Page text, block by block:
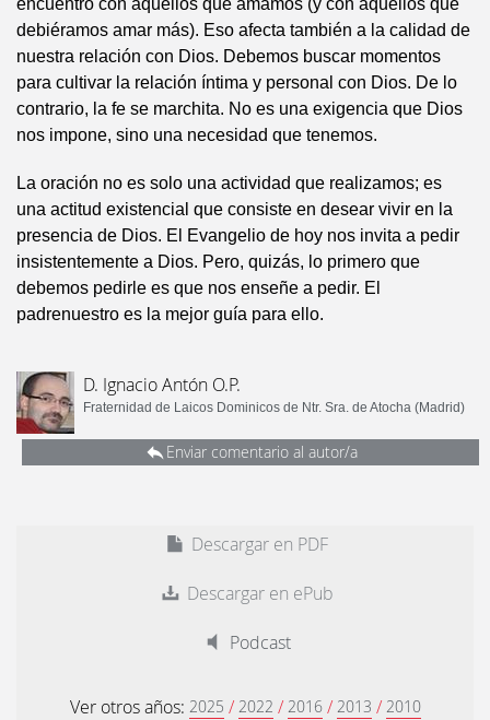
encuentro con aquellos que amamos (y con aquellos que
debiéramos amar más). Eso afecta también a la calidad de
nuestra relación con Dios. Debemos buscar momentos
para cultivar la relación íntima y personal con Dios. De lo
contrario, la fe se marchita. No es una exigencia que Dios
nos impone, sino una necesidad que tenemos.
La oración no es solo una actividad que realizamos; es
una actitud existencial que consiste en desear vivir en la
presencia de Dios. El Evangelio de hoy nos invita a pedir
insistentemente a Dios. Pero, quizás, lo primero que
debemos pedirle es que nos enseñe a pedir. El
padrenuestro es la mejor guía para ello.
D. Ignacio Antón O.P.
Fraternidad de Laicos Dominicos de Ntr. Sra. de Atocha (Madrid)
Enviar comentario al autor/a
Descargar en PDF
Descargar en ePub
Podcast
Ver otros años: 2025 / 2022 / 2016 / 2013 / 2010